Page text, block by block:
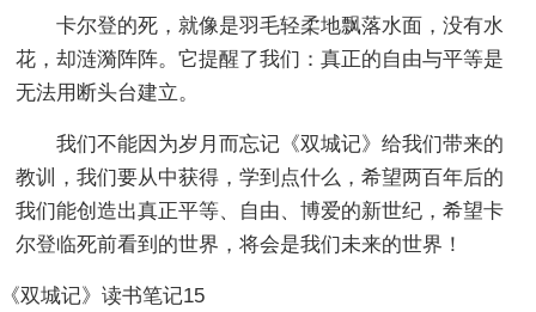
卡尔登的死，就像是羽毛轻柔地飘落水面，没有水
花，却涟漪阵阵。它提醒了我们：真正的自由与平等是
无法用断头台建立。
我们不能因为岁月而忘记《双城记》给我们带来的
教训，我们要从中获得，学到点什么，希望两百年后的
我们能创造出真正平等、自由、博爱的新世纪，希望卡
尔登临死前看到的世界，将会是我们未来的世界！
《双城记》读书笔记15